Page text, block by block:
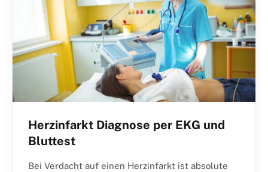
Herzinfarkt Diagnose per EKG und
Bluttest
Bei Verdacht auf einen Herzinfarkt ist absolute